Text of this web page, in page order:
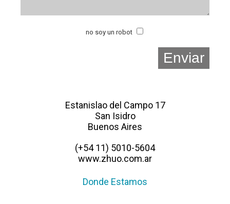
no soy un robot
Estanislao del Campo 17
San Isidro
Buenos Aires
(+54 11) 5010-5604
www.zhuo.com.ar
Donde Estamos